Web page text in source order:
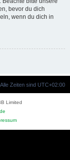
bevor du dich
wenn du dich in
Alle Zeiten sind UTC+02:00
Limited